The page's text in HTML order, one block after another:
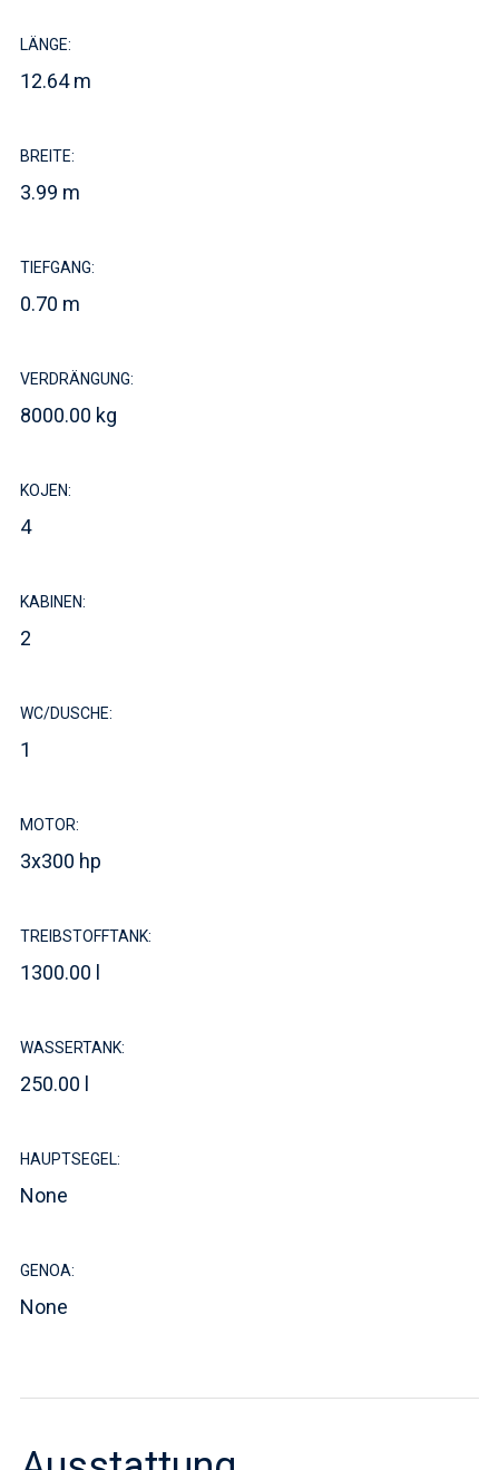
LÄNGE:
12.64 m
BREITE:
3.99 m
TIEFGANG:
0.70 m
VERDRÄNGUNG:
8000.00 kg
KOJEN:
4
KABINEN:
2
WC/DUSCHE:
1
MOTOR:
3x300 hp
TREIBSTOFFTANK:
1300.00 l
WASSERTANK:
250.00 l
HAUPTSEGEL:
None
GENOA:
None